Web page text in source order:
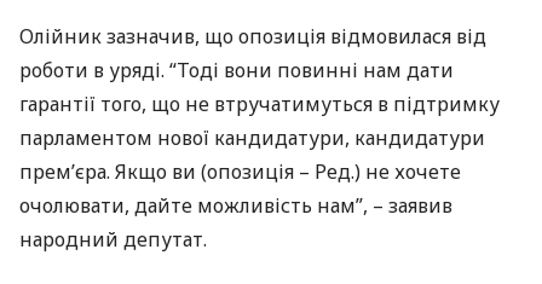
Олійник зазначив, що опозиція відмовилася від
роботи в уряді. “Тоді вони повинні нам дати
гарантії того, що не втручатимуться в підтримку
парламентом нової кандидатури, кандидатури
прем’єра. Якщо ви (опозиція – Ред.) не хочете
очолювати, дайте можливість нам”, – заявив
народний депутат.